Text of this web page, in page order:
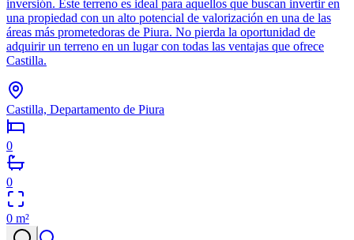
inversión. Este terreno es ideal para aquellos que buscan invertir en
una propiedad con un alto potencial de valorización en una de las
áreas más prometedoras de Piura. No pierda la oportunidad de
adquirir un terreno en un lugar con todas las ventajas que ofrece
Castilla.
Castilla, Departamento de Piura
0
0
0 m²